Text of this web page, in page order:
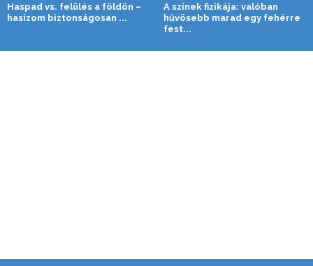
Haspad vs. felülés a földön –
hasizom biztonságosan ...
A színek fizikája: valóban
hűvösebb marad egy fehérre
fest...